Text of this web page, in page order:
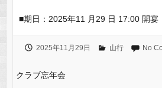
■期日：2025年11 月29 日 17:00 開宴
2025年11月29日 山行 No
クラブ忘年会